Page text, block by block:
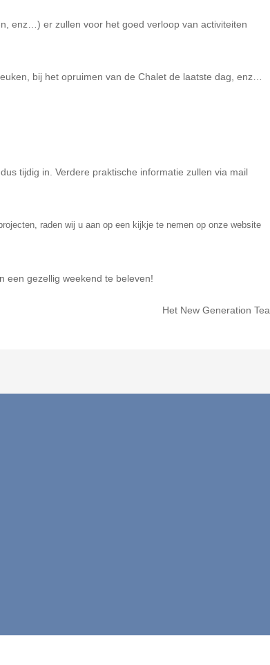
enz…) er zullen voor het goed verloop van activiteiten
bij het opruimen van de Chalet de laatste dag, enz…
tijdig in. Verdere praktische informatie zullen via mail
raden wij u aan op een kijkje te nemen op onze website
een gezellig weekend te beleven!
Het New Generation